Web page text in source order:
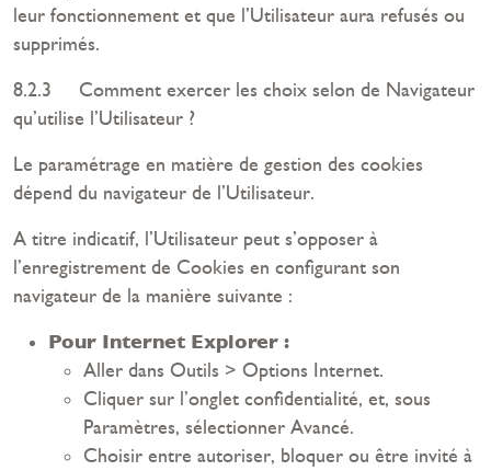
leur fonctionnement et que l’Utilisateur aura refusés ou
supprimés.
8.2.3 Comment exercer les choix selon de Navigateur
qu’utilise l’Utilisateur ?
Le paramétrage en matière de gestion des cookies
dépend du navigateur de l’Utilisateur.
A titre indicatif, l’Utilisateur peut s’opposer à
l’enregistrement de Cookies en configurant son
navigateur de la manière suivante :
Pour Internet Explorer :
Aller dans Outils > Options Internet.
Cliquer sur l’onglet confidentialité, et, sous
Paramètres, sélectionner Avancé.
Choisir entre autoriser, bloquer ou être invité à